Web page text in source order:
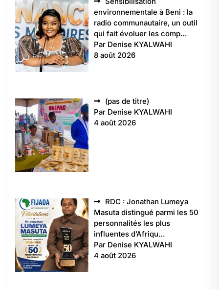
environnementale à Beni : la
radio communautaire, un outil
qui fait évoluer les comp…
Par Denise KYALWAHI
8 août 2026
(pas de titre)
5496
Par Denise KYALWAHI
4 août 2026
RDC : Jonathan Lumeya
Masuta distingué parmi les 50
personnalités les plus
influentes d’Afriqu…
Par Denise KYALWAHI
4 août 2026